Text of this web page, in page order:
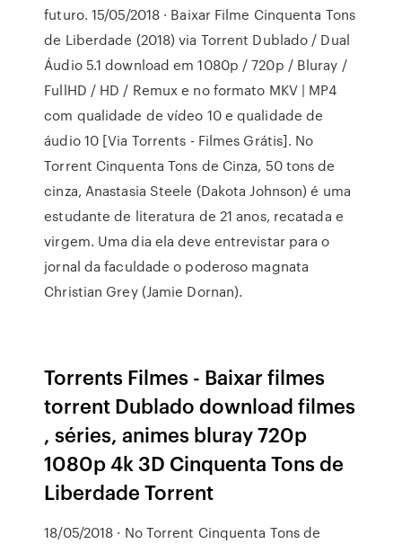
futuro. 15/05/2018 · Baixar Filme Cinquenta Tons
de Liberdade (2018) via Torrent Dublado / Dual
Áudio 5.1 download em 1080p / 720p / Bluray /
FullHD / HD / Remux e no formato MKV | MP4
com qualidade de vídeo 10 e qualidade de
áudio 10 [Via Torrents - Filmes Grátis]. No
Torrent Cinquenta Tons de Cinza, 50 tons de
cinza, Anastasia Steele (Dakota Johnson) é uma
estudante de literatura de 21 anos, recatada e
virgem. Uma dia ela deve entrevistar para o
jornal da faculdade o poderoso magnata
Christian Grey (Jamie Dornan).
Torrents Filmes - Baixar filmes
torrent Dublado download filmes
, séries, animes bluray 720p
1080p 4k 3D Cinquenta Tons de
Liberdade Torrent
18/05/2018 · No Torrent Cinquenta Tons de